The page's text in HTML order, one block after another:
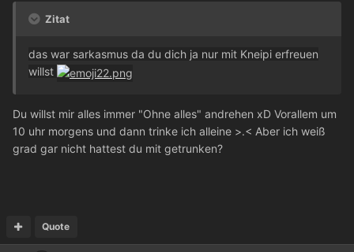
Zitat
das war sarkasmus da du dich ja nur mit Kneipi erfreuen
willst
Du willst mir alles immer "Ohne alles" andrehen xD Vorallem um
10 uhr morgens und dann trinke ich alleine >.< Aber ich weiß
grad gar nicht hattest du mit getrunken?
Quote